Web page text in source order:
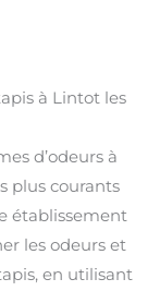
à Lintot les
d’odeurs à
plus courants
établissement
les odeurs et
en utilisant